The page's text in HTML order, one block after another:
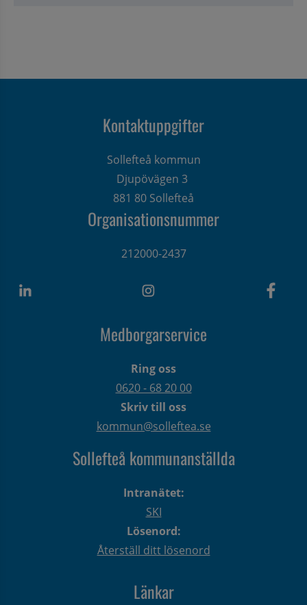
Kontaktuppgifter
Sollefteå kommun
Djupövägen 3
881 80 Sollefteå
Organisationsnummer
212000-2437
Medborgarservice
Ring oss
0620 - 68 20 00
Skriv till oss
kommun@solleftea.se
Sollefteå kommunanställda
Intranätet:
SKI
Lösenord:
Återställ ditt lösenord
Länkar